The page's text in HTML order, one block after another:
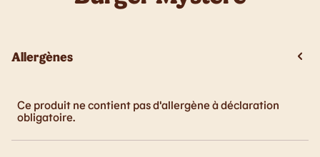
Allergènes
Ce produit ne contient pas d'allergène à déclaration
obligatoire.